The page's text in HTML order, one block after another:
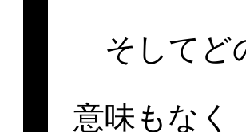
そしてど
意味もな